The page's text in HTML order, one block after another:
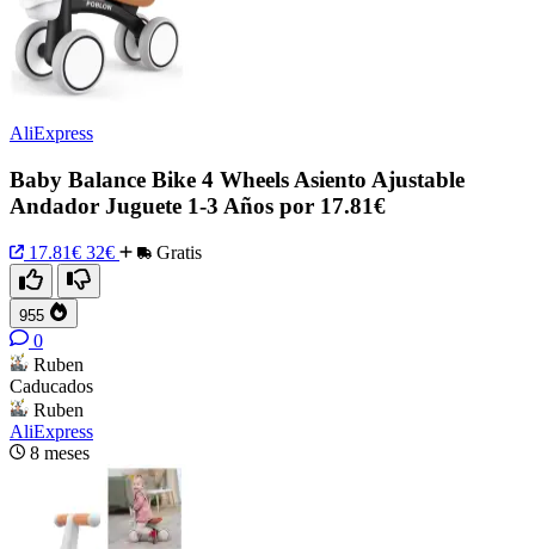
AliExpress
Baby Balance Bike 4 Wheels Asiento Ajustable
Andador Juguete 1-3 Años por 17.81€
17.81€ 32€ Gratis
955
0
Ruben
Caducados
Ruben
AliExpress
8 meses